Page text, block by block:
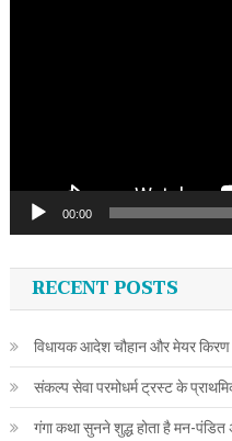
00:00
RECENT POSTS
विधायक आदेश चौहान और मेयर किरण
संकल्प सेवा परमोधर्म ट्रस्ट के
गंगा कथा सुनने शुद्ध होता है मन-पंडित